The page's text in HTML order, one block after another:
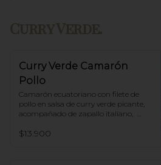
Curry Verde.
Curry Verde Camarón
Pollo
Camarón ecuatoriano con filete de
pollo en salsa de curry verde picante,
acompañado de zapallo italiano,
arroz blanco.
$13.900